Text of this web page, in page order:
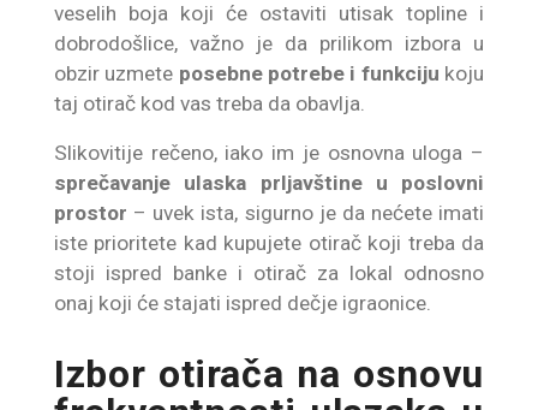
veselih boja koji će ostaviti utisak topline i
dobrodošlice, važno je da prilikom izbora u
obzir uzmete posebne potrebe i funkciju koju
taj otirač kod vas treba da obavlja.
Slikovitije rečeno, iako im je osnovna uloga –
sprečavanje ulaska prljavštine u poslovni
prostor – uvek ista, sigurno je da nećete imati
iste prioritete kad kupujete otirač koji treba da
stoji ispred banke i otirač za lokal odnosno
onaj koji će stajati ispred dečje igraonice.
Izbor otirača na osnovu